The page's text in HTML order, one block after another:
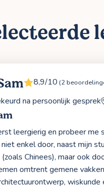
8,9/10 (2
na persoonlijk gesprek
leergierig en probeer
enkel door, naast mijn
Chinees), maar ook
omtrent gemene
wiskunde